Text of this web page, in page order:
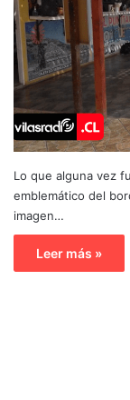
Lo que alguna vez
emblemático del
imagen…
Leer más »